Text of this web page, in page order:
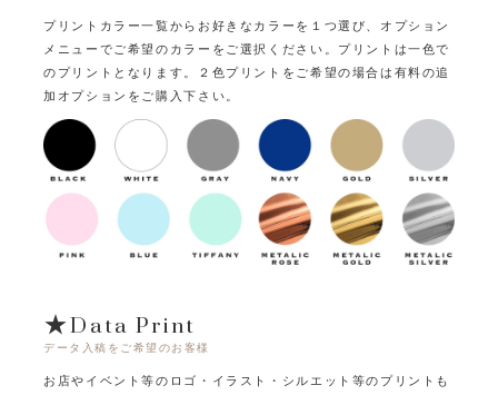
プリントカラー一覧からお好きなカラーを１つ選び、オプション
メニューでご希望のカラーをご選択ください。 プリントは一色で
のプリントとなります。
２色プリントをご希望の場合は有料の追
加オプションをご購入下さい。
★Data Print
データ入稿をご希望のお客様
お店やイベント等のロゴ・イラスト・シルエット等のプリントも